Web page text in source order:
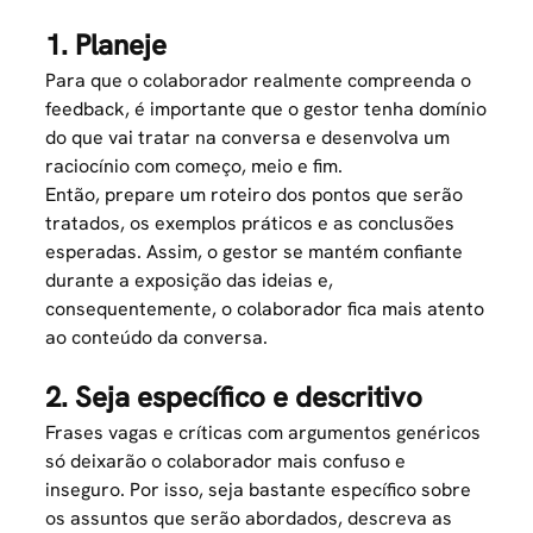
1. Planeje
Para que o colaborador realmente compreenda o
feedback, é importante que o gestor tenha domínio
do que vai tratar na conversa e desenvolva um
raciocínio com começo, meio e fim.
Então, prepare um roteiro dos pontos que serão
tratados, os exemplos práticos e as conclusões
esperadas. Assim, o gestor se mantém confiante
durante a exposição das ideias e,
consequentemente, o colaborador fica mais atento
ao conteúdo da conversa.
2. Seja específico e descritivo
Frases vagas e críticas com argumentos genéricos
só deixarão o colaborador mais confuso e
inseguro. Por isso, seja bastante específico sobre
os assuntos que serão abordados, descreva as